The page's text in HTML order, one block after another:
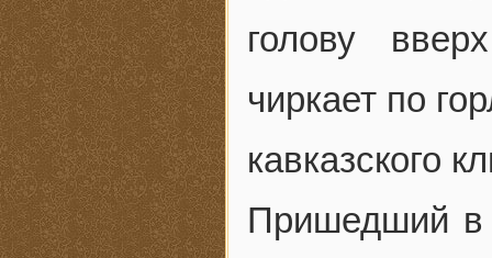
голову
чиркает по
кавказского
Пришедший в